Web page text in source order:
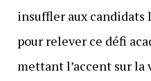
insuffler aux candidats
pour relever ce défi
mettant l’accent sur la